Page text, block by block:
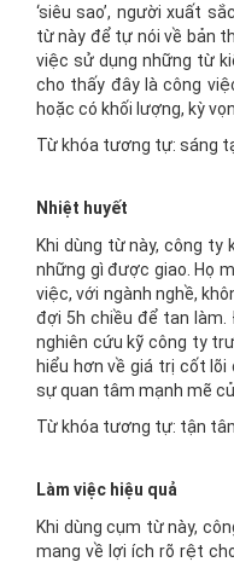
‘siêu sao’, người xuất
từ này để tự nói về bản
việc sử dụng những từ
cho thấy đây là công
hoặc có khối lượng, kỳ
Từ khóa tương tự: sáng
Nhiệt huyết
Khi dùng từ này, công ty
những gì được giao. Họ
việc, với ngành nghề,
đợi 5h chiều để tan
nghiên cứu kỹ công ty
hiểu hơn về giá trị cốt
sự quan tâm mạnh mẽ
Từ khóa tương tự: tận
Làm việc hiệu quả
Khi dùng cụm từ này,
mang về lợi ích rõ rệt